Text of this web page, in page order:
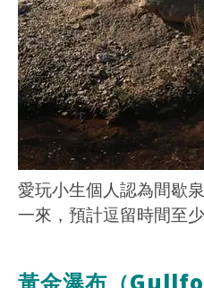
愛玩小生個人認為間歇
一來，預計逗留時間至
黃金瀑布（